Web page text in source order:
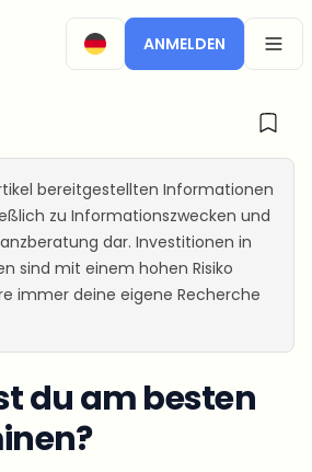
ANMELDEN
bereitgestellten Informationen
zu Informationszwecken und
dar. Investitionen in
sind mit einem hohen Risiko
immer deine eigene Recherche
du am besten